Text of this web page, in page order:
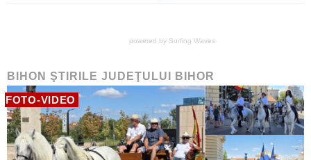
powered by Surfing Waves
BIHON ŞTIRILE JUDEŢULUI BIHOR
FOTO-VIDEO